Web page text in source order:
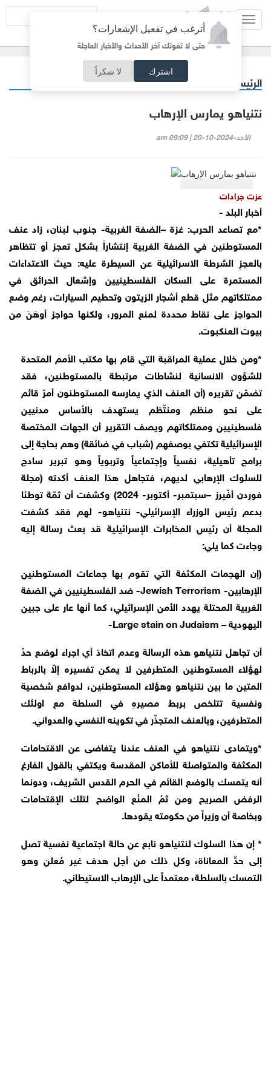
أترغب في تفعيل الإشعارات؟
حتى لا تفوتك آخر الأحداث والأخبار العاجلة
اشترك لا شكراً
الرئيسية مقالات مختارة
نتنياهو يمارس الإرهاب
الأحد-2024-10-20 | 09:09 am
عزت جرادات
أخبار البلد -
*مع تصاعد الحرب: غزة –الضفة الغربية- جنوب لبنان، زاد عنف
المستوطنين في الضفة الغربية إنتشاراً بشكل تعجز أو تتظاهر
بالعجزِ الشرطة الاسرائيلية عن السيطرة عليه: حيث الاعتداءات
المستمرة على السكان الفلسطينيين وإشعال الحرائق في
ممتلكاتهم مثل قطع أشجار الزيتون وتحطيم السيارات، رغم وضع
الحواجز على نقاط محددة لمنع المرور، ولكنها حواجز أوهَنَ من
بيوت العنكبوت.
*ومن خلال عملية المراقبة التي قام بها مكتب الأمم المتحدة
للشؤون الانسانية لنشاطات مرتبطة بالمستوطنين، فقد
تضمّن تقريره (أن العنف الذي يمارسه المستوطنون أمرّ قائم
على نحو منظم ومنتّظم يستهدف بالأساس مدنيين
فلسطينيين وممتلكاتهم ويصف التقرير أن الجهات المختصة
الإسرائيلية تكتفي بوصفهم (شباب في ضائقة) وهم بحاجة إلى
برامج تأهيلية، نفسياً وإجتماعياً وتربوياً وهو تبرير سادج
للسلوك الإرهابي لديهم، فتجاهل هذا العنف أكدته (مجلة
فوردن أفّيرز –سبتمبر- أكتوبر- 2024) وكشفت أن ثمّة توطئا
بدعم رئيس الوزراء الإسرائيلي- نتنياهو- لهم فقد كشفت
المجلة أن رئيس المخابرات الإسرائيلية قد بعث رسالة إليه
وجاءت كما يلي:
(إن الهجمات المكثفة التي تقوم بها جماعات المستوطنين
الإرهابين- Jewish Terrorism- ضد الفلسطينيين في الضفة
الغربية المحتلة يهدد الأمن الإسرائيلي، كما أنها عار على جبين
اليهودية – Large stain on Judaism-
أن تجاهل نتنياهو هذه الرسالة وعدم اتخاذ أي اجراء لوضع حدِّ
لهؤلاء المستوطنين المتطرفين لا يمكن تفسيره إلاّ بالرباط
المتين ما بين نتنياهو وهؤلاء المستوطنين، لدوافع شخصية
ونفسية تتلخص بربط مصيرهِ في السلطة مع اولئك
المتطرفين، وبالعنف المتجذّر في تكوينه النفسي والعدواني.
*ويتمادى نتنياهو في العنف عندنا يتغاضى عن الاقتحامات
المكثفة والمتواصلة للأماكن المقدسة ويكتفي بالقول الفارغ
أنه يتمسك بالوضع القائم في الحرم القدس الشريف، ودونما
الرفض الصريح ومن ثمْ المنْع الواضح لتلك الإقتحامات
وبخاصة أن وزيراً من حكومته يقودها.
* إن هذا السلوك لنتنياهو نابع عن حالة اجتماعية نفسية تصل
إلى حدِّ المعاناة، وكل ذلك من أجل هدف غير مُعلن وهو
التمسك بالسلطة، معتمداً على الإرهاب الاستيطاني.